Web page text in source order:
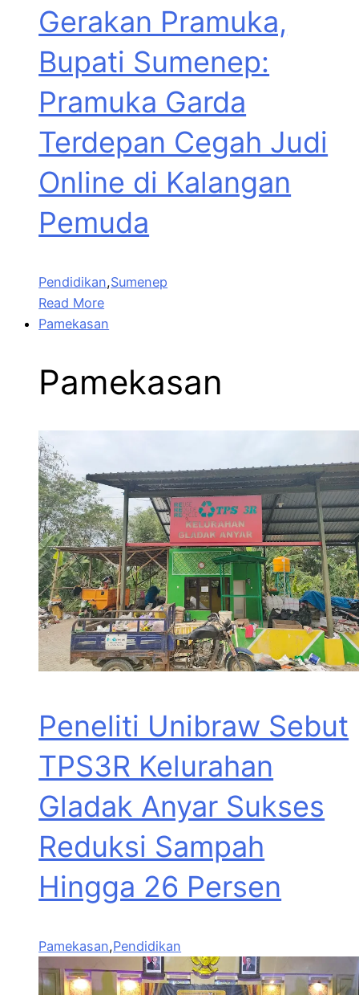
Gerakan Pramuka,
Bupati Sumenep:
Pramuka Garda
Terdepan Cegah Judi
Online di Kalangan
Pemuda
Pendidikan,Sumenep
Read More
Pamekasan
Pamekasan
Peneliti Unibraw Sebut
TPS3R Kelurahan
Gladak Anyar Sukses
Reduksi Sampah
Hingga 26 Persen
Pamekasan,Pendidikan